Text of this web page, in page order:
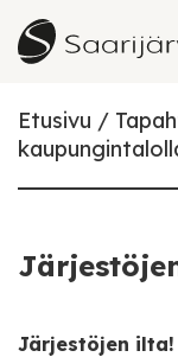
Skip to content
Etusivu
Järjestöjen ilta!